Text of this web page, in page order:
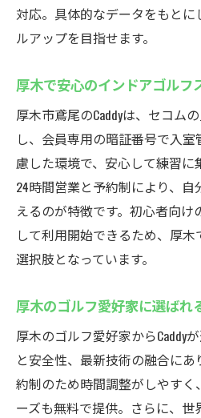
セコム導入で安心し
会員専用暗証番号でセ
防犯対策が充実した
ル
快適で安全なゴルフ
無料体験で始めるインド
インドアゴルフスク
しよう
初めての方も安心な
シミュレーションゴ
無料レンタルで手ぶ
厚木で人気のインド
法
対応。具体的なデータをもと
ルアップを目指せます。
厚木で安心のインドアゴルフ
厚木市鳶尾のCaddyは、セコム
し、会員専用の暗証番号で入
慮した環境で、安心して練習に
24時間営業と予約制により、
えるのが特徴です。初心者向
して利用開始できるため、厚
選択肢となっています。
厚木のゴルフ愛好家に選ばれ
厚木のゴルフ愛好家からCaddy
と安全性、最新技術の融合に
約制のため時間調整がしやす
ーズも無料で提供。さらに、世